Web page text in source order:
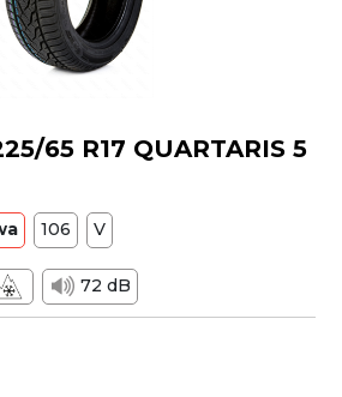
65 R17 QUARTARIS 5
106 V
72 dB